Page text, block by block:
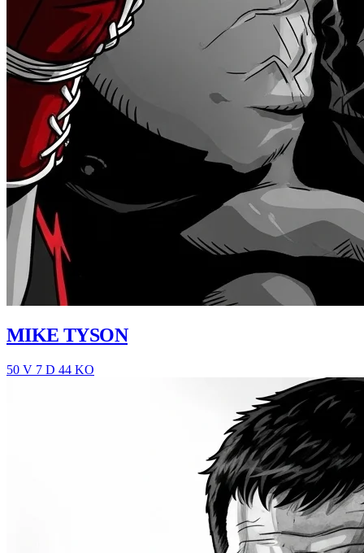
MIKE TYSON
50 V 7 D 44 KO